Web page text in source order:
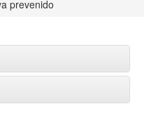
prevenido